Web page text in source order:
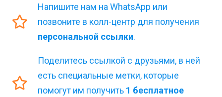
Напишите нам на WhatsApp или
позвоните в колл-центр для получения
персональной ссылки.
Поделитесь ссылкой с друзьями, в ней
есть специальные метки, которые
помогут им получить 1 бесплатное